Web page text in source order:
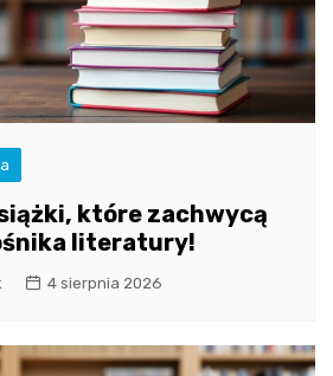
które zachwycą
literatury!
4 sierpnia 2026